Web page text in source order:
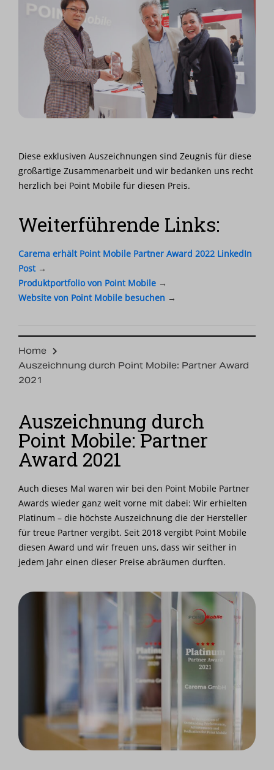
Diese exklusiven Auszeichnungen sind Zeugnis für diese
großartige Zusammenarbeit und wir bedanken uns recht
herzlich bei Point Mobile für diesen Preis.
Weiterführende Links:
Carema erhält Point Mobile Partner Award 2022 LinkedIn
Post→
Produktportfolio von Point Mobile →
Website von Point Mobile besuchen →
Home
Auszeichnung durch Point Mobile: Partner Award
2021
Auszeichnung durch
Point Mobile: Partner
Award 2021
Auch dieses Mal waren wir bei den Point Mobile Partner
Awards wieder ganz weit vorne mit dabei: Wir erhielten
Platinum – die höchste Auszeichnung die der Hersteller
für treue Partner vergibt. Seit 2018 vergibt Point Mobile
diesen Award und wir freuen uns, dass wir seither in
jedem Jahr einen dieser Preise abräumen durften.